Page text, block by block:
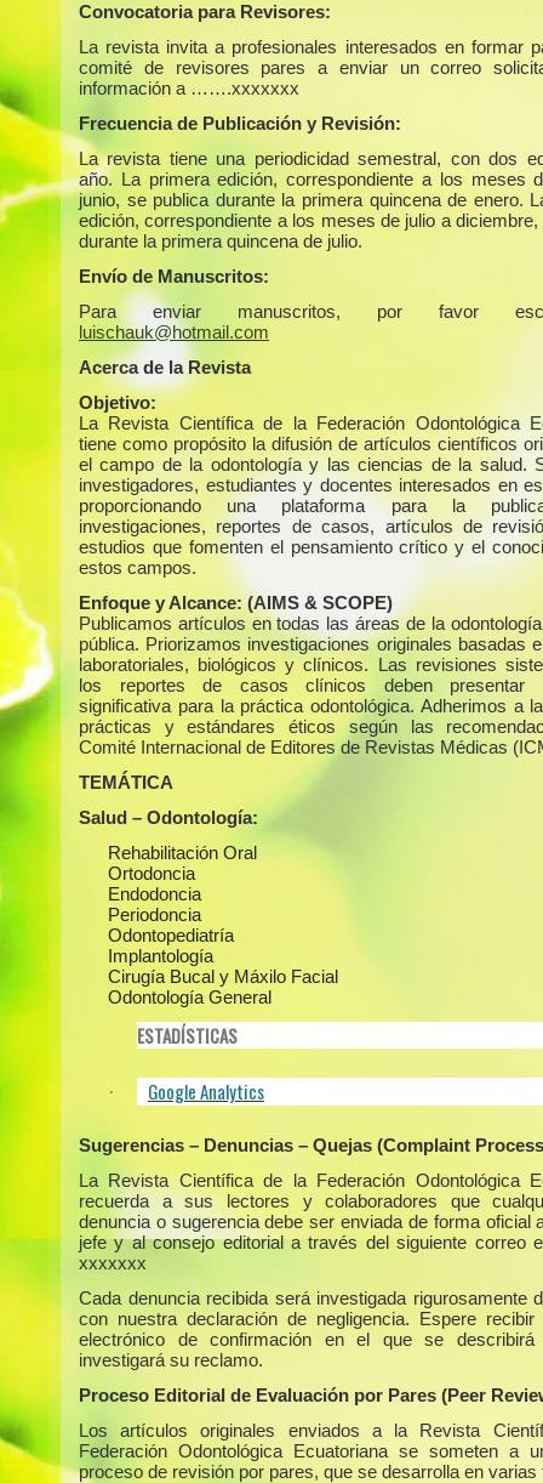
Convocatoria para Revisores:
La revista invita a profesionales interesados en formar
comité de revisores pares a enviar un correo
información a …….xxxxxxx
Frecuencia de Publicación y Revisión:
La revista tiene una periodicidad semestral, con dos
año. La primera edición, correspondiente a los meses
junio, se publica durante la primera quincena de enero.
edición, correspondiente a los meses de julio a
durante la primera quincena de julio.
Envío de Manuscritos:
Para enviar manuscritos, por favor
luischauk@hotmail.com
Acerca de la Revista
Objetivo:
La Revista Científica de la Federación Odontológica
tiene como propósito la difusión de artículos científicos
el campo de la odontología y las ciencias de la salud.
investigadores, estudiantes y docentes interesados en
proporcionando una plataforma para la
investigaciones, reportes de casos, artículos de
estudios que fomenten el pensamiento crítico y el
estos campos.
Enfoque y Alcance: (AIMS & SCOPE)
Publicamos artículos en todas las áreas de la
pública. Priorizamos investigaciones originales basadas
laboratoriales, biológicos y clínicos. Las revisiones
los reportes de casos clínicos deben presentar
significativa para la práctica odontológica. Adherimos a
prácticas y estándares éticos según las
Comité Internacional de Editores de Revistas Médicas
TEMÁTICA
Salud – Odontología:
Rehabilitación Oral
Ortodoncia
Endodoncia
Periodoncia
Odontopediatría
Implantología
Cirugía Bucal y Máxilo Facial
Odontología General
ESTADÍSTICAS
· Google Analytics
Sugerencias – Denuncias – Quejas (Complaint
La Revista Científica de la Federación Odontológica
recuerda a sus lectores y colaboradores que
denuncia o sugerencia debe ser enviada de forma oficial
jefe y al consejo editorial a través del siguiente correo
xxxxxxx
Cada denuncia recibida será investigada rigurosamente
con nuestra declaración de negligencia. Espere
electrónico de confirmación en el que se
investigará su reclamo.
Proceso Editorial de Evaluación por Pares (Peer
Los artículos originales enviados a la Revista
Federación Odontológica Ecuatoriana se someten a
proceso de revisión por pares, que se desarrolla en varias